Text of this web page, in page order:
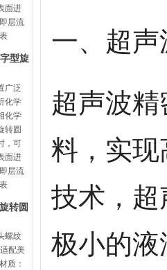
面进
层流
型旋
广泛
化学
化学
转圆
，可
面进
层流
转圆
螺纹
配美
质：
一、超
超声波
料，实
技术，
极小的